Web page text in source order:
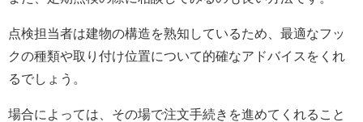
点検担当者は建物の構造を熟知しているため、最適なフッ
クの種類や取り付け位置について的確なアドバイスをくれ
るでしょう。
場合によっては、その場で注文手続きを進めてくれること